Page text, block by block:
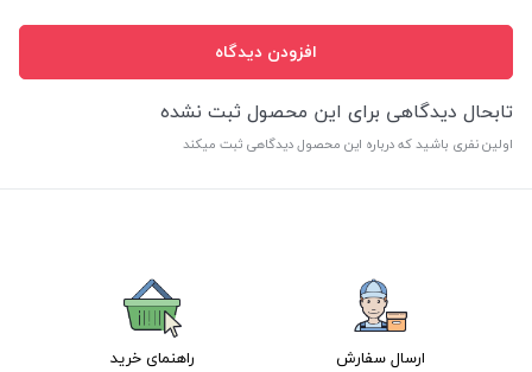
افزودن دیدگاه
تابحال دیدگاهی برای این محصول ثبت نشده
اولین نفری باشید که درباره این محصول دیدگاهی ثبت میکند
ارسال سفارش راهنمای خرید